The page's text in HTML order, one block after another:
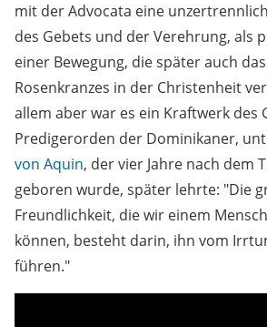
mit der Advocata eine
des Gebets und der Verehrung, als
einer Bewegung, die später auch
Rosenkranzes in der Christenheit
allem aber war es ein Kraftwerk des
Predigerorden der Dominikaner,
von Aquin, der vier Jahre nach dem
geboren wurde, später lehrte: "Die
Freundlichkeit, die wir einem
können, besteht darin, ihn vom
führen."